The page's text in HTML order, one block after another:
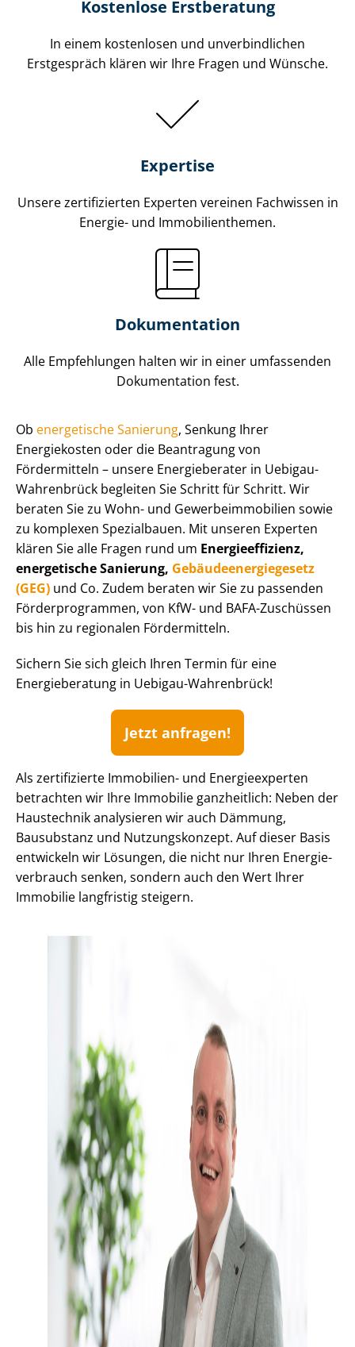
Kostenlose Erstberatung
In einem kostenlosen und unverbindlichen
Erstgespräch klären wir Ihre Fragen und Wünsche.
Expertise
Unsere zertifizierten Experten vereinen Fachwissen in
Energie- und Im­mo­bi­li­en­the­men.
Dokumentation
Alle Empfehlungen halten wir in einer umfassenden
Dokumentation fest.
Ob energetische Sanierung, Senkung Ihrer
Energiekosten oder die Beantragung von
Fördermitteln – unsere Energieberater in Uebigau-
Wahrenbrück begleiten Sie Schritt für Schritt. Wir
beraten Sie zu Wohn- und Ge­wer­be­im­mo­bi­li­en sowie
zu komplexen Spezialbauen. Mit unseren Experten
klären Sie alle Fragen rund um En­er­gie­ef­fi­zi­enz,
energetische Sanierung, Ge­bäu­de­en­er­gie­ge­setz
(GEG) und Co. Zudem beraten wir Sie zu passenden
För­der­pro­gram­men, von KfW- und BAFA-Zuschüssen
bis hin zu regionalen Fördermitteln.
Sichern Sie sich gleich Ihren Termin für eine
Energieberatung in Uebigau-Wahrenbrück!
Jetzt anfragen!
Als zertifizierte Immobilien- und Energieexperten
betrachten wir Ihre Immobilie ganzheitlich: Neben der
Haustechnik analysieren wir auch Dämmung,
Bausubstanz und Nutzungskonzept. Auf dieser Basis
entwickeln wir Lösungen, die nicht nur Ihren En­er­gie­
ver­brauch senken, sondern auch den Wert Ihrer
Immobilie langfristig steigern.